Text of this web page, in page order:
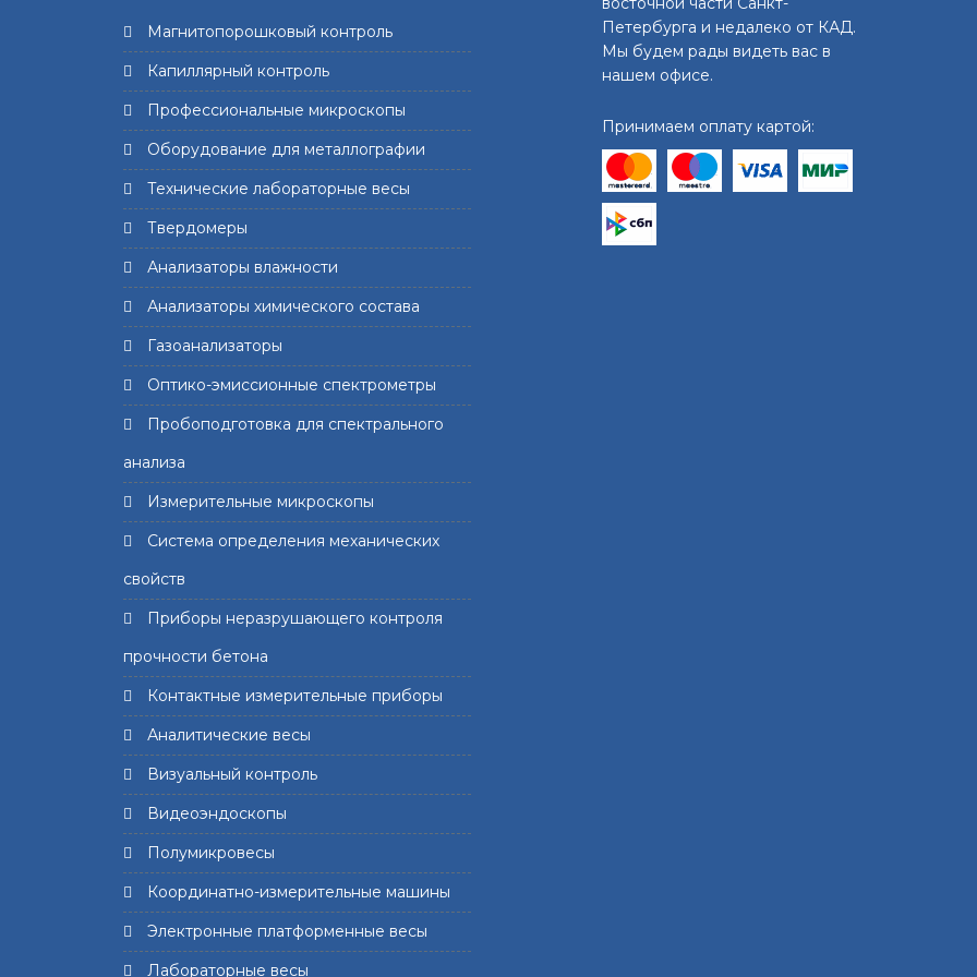
Магнитопорошковый контроль
Капиллярный контроль
Профессиональные микроскопы
Оборудование для металлографии
Технические лабораторные весы
Твердомеры
Анализаторы влажности
Анализаторы химического состава
Газоанализаторы
Оптико-эмиссионные спектрометры
Пробоподготовка для спектрального
анализа
Измерительные микроскопы
Система определения механических
свойств
Приборы неразрушающего контроля
прочности бетона
Контактные измерительные приборы
Аналитические весы
Визуальный контроль
Видеоэндоскопы
Полумикровесы
Координатно-измерительные машины
Электронные платформенные весы
Лабораторные весы
Петербурга и недалеко от КАД.
Мы будем рады видеть вас в
нашем офисе.
Принимаем оплату картой: